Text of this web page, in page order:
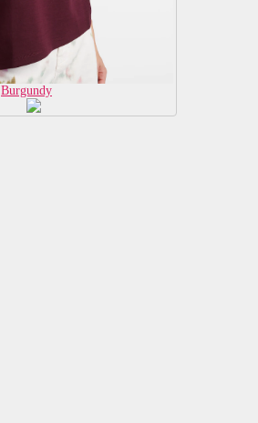
Burgundy